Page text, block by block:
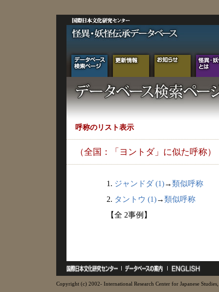
呼称のリスト表示
（全国：「ヨントダ」に似た呼称）
1. ジャンドダ (1)→類似呼称
2. タントウ (1)→類似呼称
【全 2事例】
Copyright (c) 2002- International Research Center for Japanese